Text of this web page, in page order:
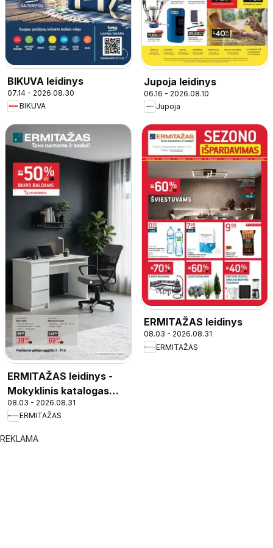
BIKUVA leidinys
07.14 - 2026.08.30
BIKUVA
Jupoja leidinys
06.16 - 2026.08.10
Jupoja
ERMITAŽAS leidinys -
Mokyklinis katalogas
2026
08.03 - 2026.08.31
ERMITAŽAS
ERMITAŽAS leidinys
08.03 - 2026.08.31
ERMITAŽAS
REKLAMA